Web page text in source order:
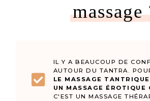
massage
IL Y A BEAUCOUP DE
AUTOUR DU TANTRA.
LE MASSAGE
UN MASSAGE ÉROTIQUE
C'EST UN MASSAGE